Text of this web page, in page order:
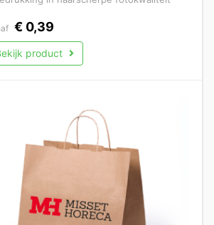
€0,39
product